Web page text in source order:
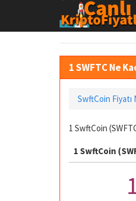
1 SWFTC Ne
SwftCoin Fiyatı
1 SwftCoin
1 SwftCoin